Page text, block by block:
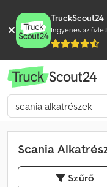
TruckScout24
Ingyenes az
Scania
Szűrő